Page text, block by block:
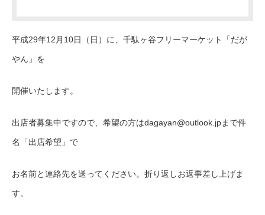
平成29年12月10日（日）に、千駄ヶ谷フリーマーケット「だが
やん」を
開催いたします。
出店者募集中ですので、希望の方はdagayan@outlook.jpまで件
名「出店希望」で
お名前と連絡先を送ってください。折り返しお返事差し上げま
す。